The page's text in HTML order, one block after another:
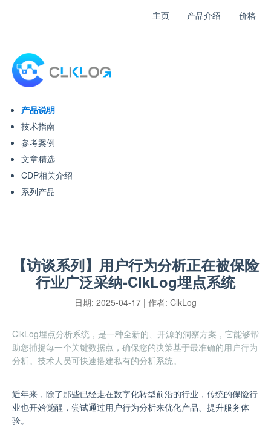
主页 产品介绍 价格
产品说明
技术指南
参考案例
文章精选
CDP相关介绍
系列产品
【访谈系列】用户行为分析正在被保险
行业广泛采纳-ClkLog埋点系统
日期: 2025-04-17 | 作者: ClkLog
ClkLog埋点分析系统，是一种全新的、开源的洞察方案，它能够帮
助您捕捉每一个关键数据点，确保您的决策基于最准确的用户行为
分析。技术人员可快速搭建私有的分析系统。
近年来，除了那些已经走在数字化转型前沿的行业，传统的保险行
业也开始觉醒，尝试通过用户行为分析来优化产品、提升服务体
验。